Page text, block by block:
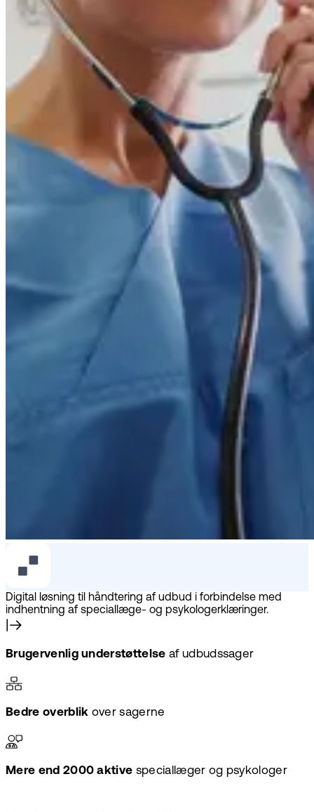
Digital løsning til håndtering af udbud i forbindelse med
indhentning af speciallæge- og psykologerklæringer.
Brugervenlig understøttelse af udbudssager
Bedre overblik over sagerne
Mere end 2000 aktive speciallæger og psykologer